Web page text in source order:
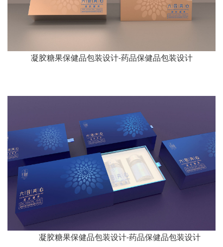
凝胶糖果保健品包装设计-药品保健品包装设计
凝胶糖果保健品包装设计-药品保健品包装设计